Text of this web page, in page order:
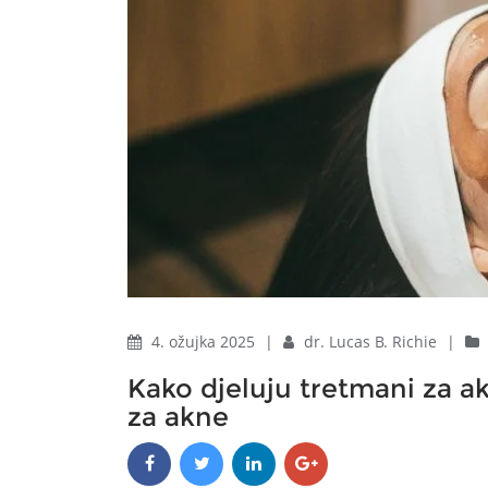
4. ožujka 2025 | dr. Lucas B. Richie |
Kako djeluju tretmani za
za akne